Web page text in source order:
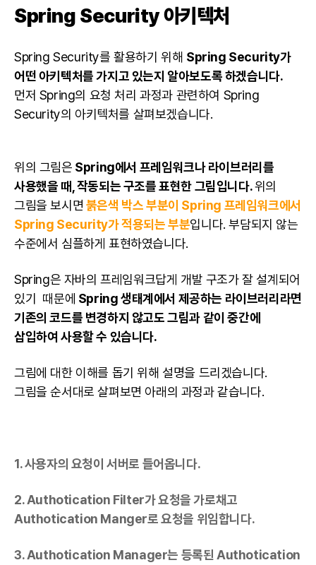
Spring Security 아키텍처
Spring Security를 활용하기 위해 Spring Security가
어떤 아키텍처를 가지고 있는지 알아보도록 하겠습니다.
먼저 Spring의 요청 처리 과정과 관련하여 Spring
Security의 아키텍처를 살펴보겠습니다.
위의 그림은 Spring에서 프레임워크나 라이브러리를
사용했을 때, 작동되는 구조를 표현한 그림입니다.위의
그림을 보시면 붉은색 박스 부분이 Spring 프레임워크에서
Spring Security가 적용되는 부분입니다. 부담되지 않는
수준에서 심플하게 표현하였습니다.
Spring은 자바의 프레임워크답게 개발 구조가 잘 설계되어
있기 때문에 Spring 생태계에서 제공하는 라이브러리라면
기존의 코드를 변경하지 않고도 그림과 같이 중간에
삽입하여 사용할 수 있습니다.
그림에 대한 이해를 돕기 위해 설명을 드리겠습니다.
그림을 순서대로 살펴보면 아래의 과정과 같습니다.
1. 사용자의 요청이 서버로 들어옵니다.
2. Authotication Filter가 요청을 가로채고
Authotication Manger로 요청을 위임합니다.
3. Authotication Manager는 등록된 Authotication